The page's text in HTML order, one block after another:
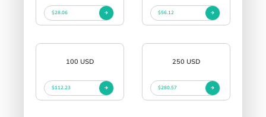
$28.06 $56.12
100 USD
$112.23
250 USD
$280.57